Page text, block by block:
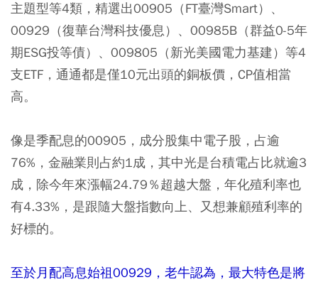
主題型等4類，精選出00905（FT臺灣Smart）、
00929（復華台灣科技優息）、00985B（群益0-5年
期ESG投等債）、009805（新光美國電力基建）等4
支ETF，通通都是僅10元出頭的銅板價，CP值相當
高。
像是季配息的00905，成分股集中電子股，占逾
76%，金融業則占約1成，其中光是台積電占比就逾3
成，除今年來漲幅24.79％超越大盤，年化殖利率也
有4.33%，是跟隨大盤指數向上、又想兼顧殖利率的
好標的。
至於月配高息始祖00929，老牛認為，最大特色是將